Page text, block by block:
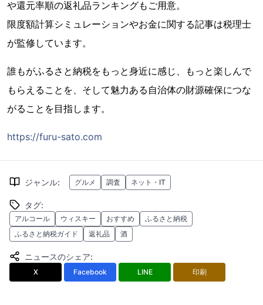
や還元率順の返礼品ランキングもご用意。
限度額計算シミュレーションやお金に関する記事は税理士
が監修しています。
誰もがふるさと納税をもっと身近に感じ、もっと楽しんで
もらえることを、そして魅力ある自治体の財源確保につな
がることを目指します。
https://furu-sato.com
ジャンル: グルメ 調査 ネット・IT
タグ:
アルコール ウィスキー おすすめ
ふるさと納税
ふるさと納税ガイド
返礼品 酒
ニュースのシェア:
X Facebook LINE 印刷